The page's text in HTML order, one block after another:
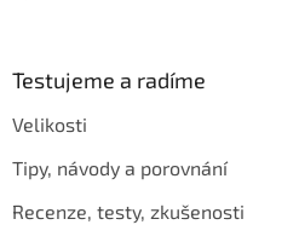
Testujeme a radíme
Velikosti
Tipy, návody a porovnání
Recenze, testy, zkušenosti